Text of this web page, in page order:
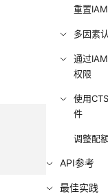
重置
多因素
通过
权限
使用
件
调整配
API参考
最佳实践
增值电信业